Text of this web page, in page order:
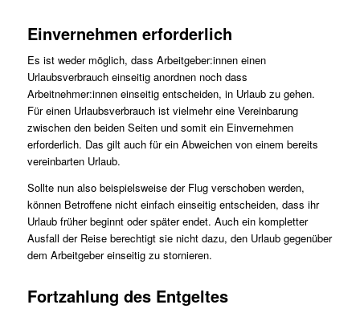
Einvernehmen erforderlich
Es ist weder möglich, dass Arbeitgeber:innen einen
Urlaubsverbrauch einseitig anordnen noch dass
Arbeitnehmer:innen einseitig entscheiden, in Urlaub zu gehen.
Für einen Urlaubsverbrauch ist vielmehr eine Vereinbarung
zwischen den beiden Seiten und somit ein Einvernehmen
erforderlich. Das gilt auch für ein Abweichen von einem bereits
vereinbarten Urlaub.
Sollte nun also beispielsweise der Flug verschoben werden,
können Betroffene nicht einfach einseitig entscheiden, dass ihr
Urlaub früher beginnt oder später endet. Auch ein kompletter
Ausfall der Reise berechtigt sie nicht dazu, den Urlaub gegenüber
dem Arbeitgeber einseitig zu stornieren.
Fortzahlung des Entgeltes